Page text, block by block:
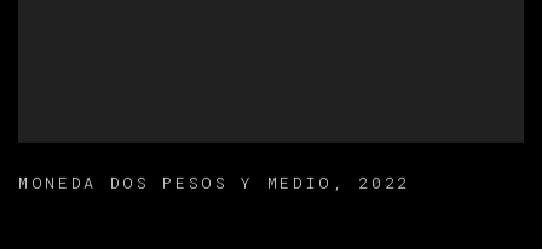
MONEDA DOS PESOS Y MEDIO , 2022